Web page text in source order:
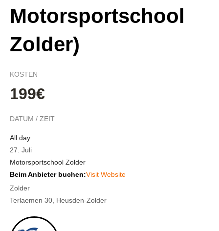
Motorsportschool
Zolder)
KOSTEN
199€
DATUM / ZEIT
All day
27. Juli
Motorsportschool Zolder
Beim Anbieter buchen:Visit Website
Zolder
Terlaemen 30, Heusden-Zolder